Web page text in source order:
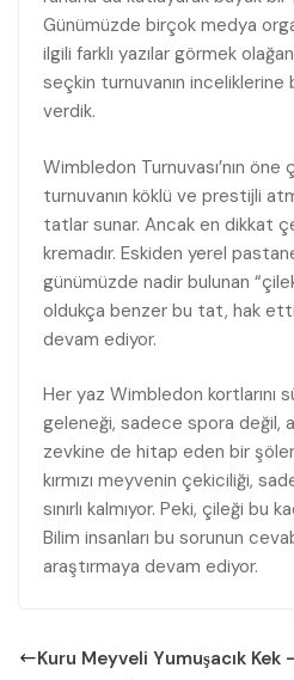
Günümüzde birçok medya
ilgili farklı yazılar görmek
seçkin turnuvanın
verdik.
Wimbledon Turnuvası’nın öne
turnuvanın köklü ve prestijli
tatlar sunar. Ancak en dikkat
kremadır. Eskiden yerel
günümüzde nadir bulunan
oldukça benzer bu tat, hak
devam ediyor.
Her yaz Wimbledon kortlarını
geleneği, sadece spora değil,
zevkine de hitap eden bir
kırmızı meyvenin çekiciliği,
sınırlı kalmıyor. Peki, çileği bu
Bilim insanları bu sorunun
araştırmaya devam ediyor.
Kuru Meyveli Yumuşacık Kek